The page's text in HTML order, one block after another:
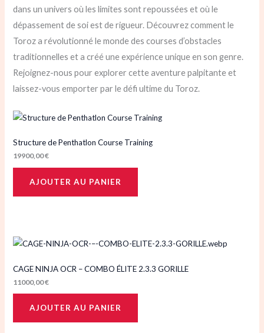
dans un univers où les limites sont repoussées et où le
dépassement de soi est de rigueur. Découvrez comment le
Toroz a révolutionné le monde des courses d’obstacles
traditionnelles et a créé une expérience unique en son genre.
Rejoignez-nous pour explorer cette aventure palpitante et
laissez-vous emporter par le défi ultime du Toroz.
Structure de Penthatlon Course Training
19900,00€
AJOUTER AU PANIER
CAGE NINJA OCR – COMBO ÉLITE 2.3.3 GORILLE
11000,00€
AJOUTER AU PANIER